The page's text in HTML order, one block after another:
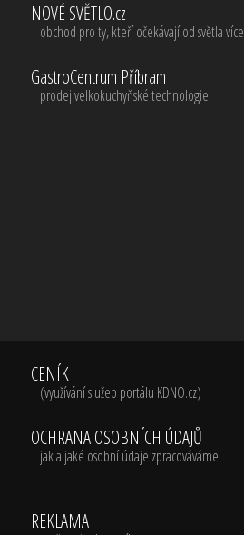
NOVÉ SVĚTLO.cz
obchod pro ty, kteří očekávají od světla více
GastroCentrum Příbram
prodej velkokuchyňské technologie
CENÍK
(využívání služeb portálu KDNO.cz)
OCHRANA OSOBNÍCH ÚDAJŮ
jak a jaké osobní údaje zpracováváme
REKLAMA